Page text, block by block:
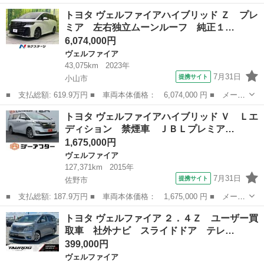
ー名： トヨタ ■ 車種名： ヴェルファイア ■ グレード名：
２．５Ｘ 禁煙車 純正フルセグナビ バックカメラ 両側電動スラ
イドドア ...
栃木 佐野市 ヴェルファイア
トヨタ ヴェルファイアハイブリッド Ｚ プレ
ミア 左右独立ムーンルーフ 純正１…
6,074,000円
ヴェルファイア
43,075km
2023年
小山市
提携サイト 7月31日
■ 支払総額: 619.9万円 ■ 車両本体価格： 6,074,000 円 ■ メーカ
ー名： トヨタ ■ 車種名： ヴェルファイアハイブリッド ■ グレ
ード名： Ｚ プレミア 左右独立ムーンルーフ 純正１４型ナビ
全周囲カ...
栃木 小山市 ヴェルファイア
トヨタ ヴェルファイアハイブリッド Ｖ Ｌエ
ディション 禁煙車 ＪＢＬプレミア…
1,675,000円
ヴェルファイア
127,371km
2015年
佐野市
提携サイト 7月31日
■ 支払総額: 187.9万円 ■ 車両本体価格： 1,675,000 円 ■ メーカ
ー名： トヨタ ■ 車種名： ヴェルファイアハイブリッド ■ グレ
ード名： Ｖ Ｌエディション 禁煙車 ＪＢＬプレミアムサウンド
システム...
栃木 佐野市 ヴェルファイア
トヨタ ヴェルファイア ２．４Ｚ ユーザー買
取車 社外ナビ スライドドア テレ…
399,000円
ヴェルファイア